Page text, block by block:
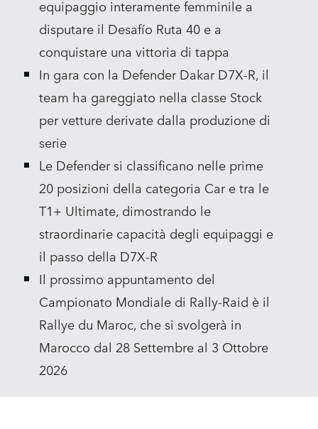
equipaggio interamente femminile a
disputare il Desafío Ruta 40 e a
conquistare una vittoria di tappa
In gara con la Defender Dakar D7X‑R, il
team ha gareggiato nella classe Stock
per vetture derivate dalla produzione di
serie
Le Defender si classificano nelle prime
20 posizioni della categoria Car e tra le
T1+ Ultimate, dimostrando le
straordinarie capacità degli equipaggi e
il passo della D7X‑R
Il prossimo appuntamento del
Campionato Mondiale di Rally‑Raid è il
Rallye du Maroc, che si svolgerà in
Marocco dal 28 Settembre al 3 Ottobre
2026